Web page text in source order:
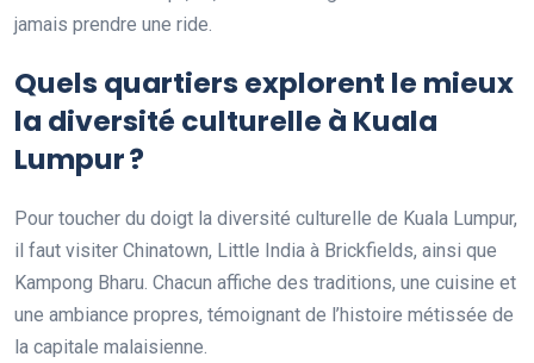
jamais prendre une ride.
Quels quartiers explorent le mieux
la diversité culturelle à Kuala
Lumpur ?
Pour toucher du doigt la diversité culturelle de Kuala Lumpur,
il faut visiter Chinatown, Little India à Brickfields, ainsi que
Kampong Bharu. Chacun affiche des traditions, une cuisine et
une ambiance propres, témoignant de l’histoire métissée de
la capitale malaisienne.